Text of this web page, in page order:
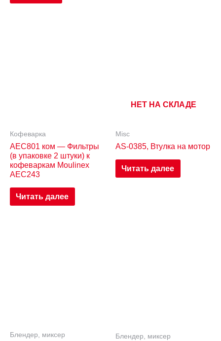
Кофеварка
AEC801 ком — Фильтры
(в упаковке 2 штуки) к
кофеваркам Moulinex
AEC243
Читать далее
НЕТ НА СКЛАДЕ
Misc
AS-0385, Втулка на мотор
Читать далее
Блендер, миксер Блендер, миксер